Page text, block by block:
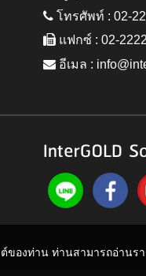
โทรศัพท์ : 02-
แฟกซ์ : 02-
อีเมล :
InterGOLD
องท่าน ท่านสามารถอ่านรา